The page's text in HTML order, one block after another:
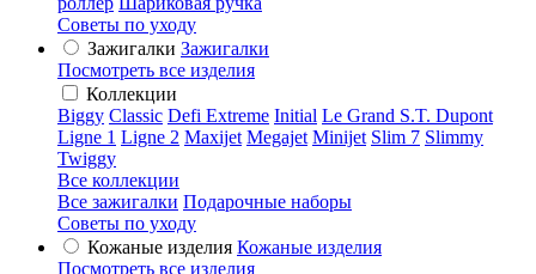
Советы по уходу
Зажигалки Зажигалки
Посмотреть все изделия
Коллекции
Biggy Classic Defi Extreme Initial Le Grand S.T. Dupont
Ligne 1 Ligne 2 Maxijet Megajet Minijet Slim 7 Slimmy
Twiggy
Все коллекции
Все зажигалки Подарочные наборы
Советы по уходу
Кожаные изделия Кожаные изделия
Посмотреть все изделия